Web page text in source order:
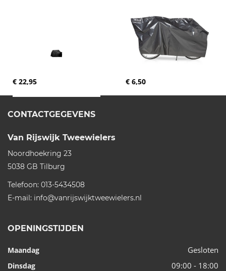
€ 22,95 € 6,50
CONTACTGEGEVENS
Van Rijswijk Tweewielers
Noordhoekring 23
5038 GB Tilburg
Telefoon: 013-5434508
E-mail: info@vanrijswijktweewielers.nl
OPENINGSTIJDEN
Maandag Gesloten
Dinsdag 09:00 - 18:00